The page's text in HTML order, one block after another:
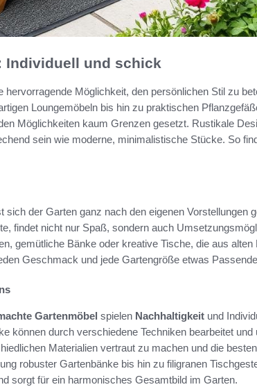
Individuell und schick
Möglichkeit, den persönlichen Stil zu
Loungemöbeln bis hin zu praktischen
Möglichkeiten kaum Grenzen gesetzt. Rustikale
sein wie moderne, minimalistische Stücke. So
der Garten ganz nach den eigenen Vorstellungen
findet nicht nur Spaß, sondern auch
gemütliche Bänke oder kreative Tische, die aus alten
Geschmack und jede Gartengröße etwas
Gartenmöbel spielen Nachhaltigkeit und
können durch verschiedene Techniken bearbeitet und
Materialien vertraut zu machen und die
robuster Gartenbänke bis hin zu filigranen
sorgt für ein harmonisches Gesamtbild im Garten.